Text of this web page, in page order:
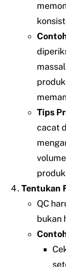
Tips
cacat
Tentukan
QC
bukan